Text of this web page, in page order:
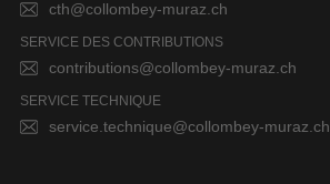
cth@collombey-muraz.ch
SERVICE DES CONTRIBUTIONS
contributions@collombey-muraz.ch
SERVICE TECHNIQUE
service.technique@collombey-muraz.ch